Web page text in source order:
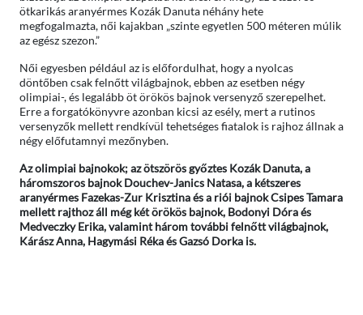
ötkarikás aranyérmes Kozák Danuta néhány hete
megfogalmazta, női kajakban „szinte egyetlen 500 méteren múlik
az egész szezon.”
Női egyesben például az is előfordulhat, hogy a nyolcas
döntőben csak felnőtt világbajnok, ebben az esetben négy
olimpiai-, és legalább öt örökös bajnok versenyző szerepelhet.
Erre a forgatókönyvre azonban kicsi az esély, mert a rutinos
versenyzők mellett rendkívül tehetséges fiatalok is rajhoz állnak a
négy előfutamnyi mezőnyben.
Az olimpiai bajnokok; az ötszörös győztes Kozák Danuta, a
háromszoros bajnok Douchev-Janics Natasa, a kétszeres
aranyérmes Fazekas-Zur Krisztina és a riói bajnok Csipes Tamara
mellett rajthoz áll még két örökös bajnok, Bodonyi Dóra és
Medveczky Erika, valamint három további felnőtt világbajnok,
Kárász Anna, Hagymási Réka és Gazsó Dorka is.